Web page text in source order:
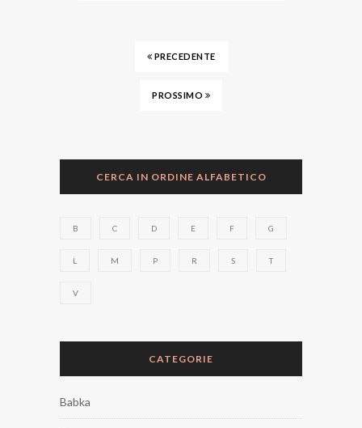
PRECEDENTE
PROSSIMO
CERCA IN ORDINE ALFABETICO
B C D E F G
L M P R S T
V
CATEGORIE
Babka